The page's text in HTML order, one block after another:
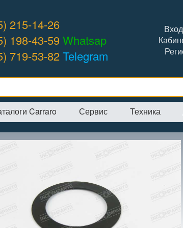
215-14-26
198-43-59Whatsap
719-53-82Telegram
Carraro Сервис Техника
→Интернет-магазин →CARRARO Шайбы→